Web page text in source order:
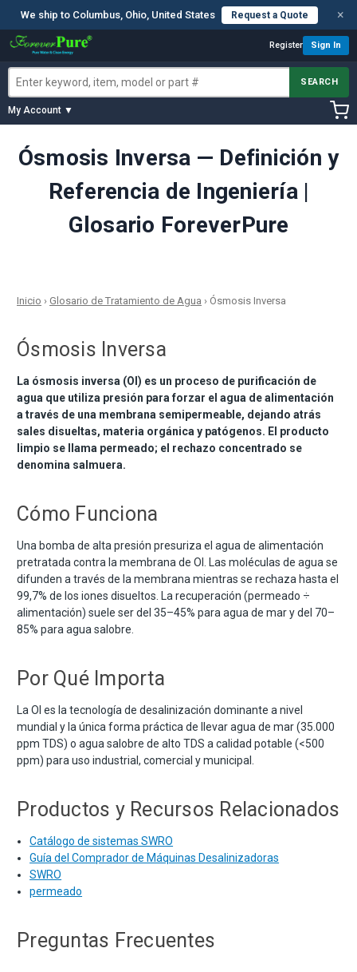
We ship to Columbus, Ohio, United States Request a Quote ×
Register Sign In
SEARCH
My Account ▼
Ósmosis Inversa — Definición y
Referencia de Ingeniería |
Glosario ForeverPure
Inicio › Glosario de Tratamiento de Agua › Ósmosis Inversa
Ósmosis Inversa
La ósmosis inversa (OI) es un proceso de purificación de
agua que utiliza presión para forzar el agua de alimentación
a través de una membrana semipermeable, dejando atrás
sales disueltas, materia orgánica y patógenos. El producto
limpio se llama permeado; el rechazo concentrado se
denomina salmuera.
Cómo Funciona
Una bomba de alta presión presuriza el agua de alimentación
pretratada contra la membrana de OI. Las moléculas de agua se
difunden a través de la membrana mientras se rechaza hasta el
99,7% de los iones disueltos. La recuperación (permeado ÷
alimentación) suele ser del 35–45% para agua de mar y del 70–
85% para agua salobre.
Por Qué Importa
La OI es la tecnología de desalinización dominante a nivel
mundial y la única forma práctica de llevar agua de mar (35.000
ppm TDS) o agua salobre de alto TDS a calidad potable (<500
ppm) para uso industrial, comercial y municipal.
Productos y Recursos Relacionados
Catálogo de sistemas SWRO
Guía del Comprador de Máquinas Desalinizadoras
SWRO
permeado
Preguntas Frecuentes